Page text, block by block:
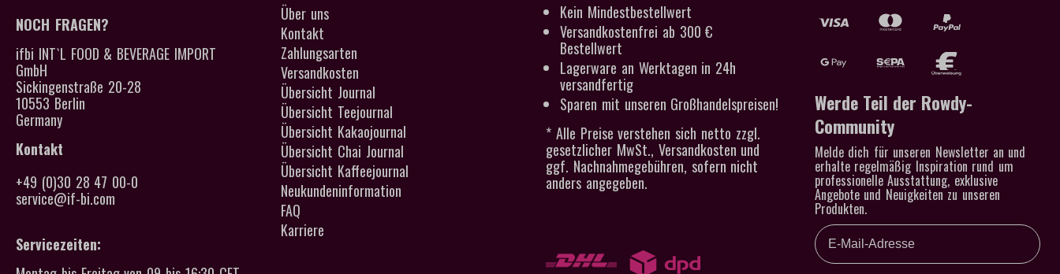
NOCH FRAGEN?
ifbi INT`L FOOD & BEVERAGE IMPORT
GmbH
Sickingenstraße 20-28
10553 Berlin
Germany
Kontakt
+49 (0)30 28 47 00-0
service@if-bi.com
Servicezeiten:
Über uns
Kontakt
Zahlungsarten
Versandkosten
Übersicht Journal
Übersicht Teejournal
Übersicht Kakaojournal
Übersicht Chai Journal
Übersicht Kaffeejournal
Neukundeninformation
FAQ
Karriere
Kein Mindestbestellwert
Versandkostenfrei ab 300 €
Bestellwert
Lagerware an Werktagen in 24h
versandfertig
Sparen mit unseren Großhandelspreisen!
* Alle Preise verstehen sich netto zzgl.
gesetzlicher MwSt., Versandkosten und
ggf. Nachnahmegebühren, sofern nicht
anders angegeben.
Werde Teil der Rowdy-
Community
Melde dich für unseren Newsletter an und
erhalte regelmäßig Inspiration rund um
professionelle Ausstattung, exklusive
Angebote und Neuigkeiten zu unseren
Produkten.
Email